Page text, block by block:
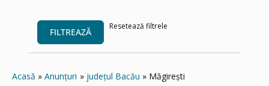
FILTREAZĂ
Resetează filtrele
Acasă Anunțuri județul Bacău Măgireşti